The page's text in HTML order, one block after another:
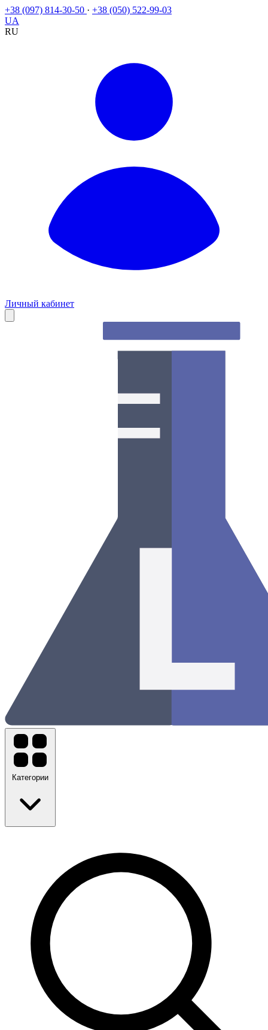
+38 (097) 814-30-50 · +38 (050) 522-99-03
UA
RU
Личный кабинет
Категории